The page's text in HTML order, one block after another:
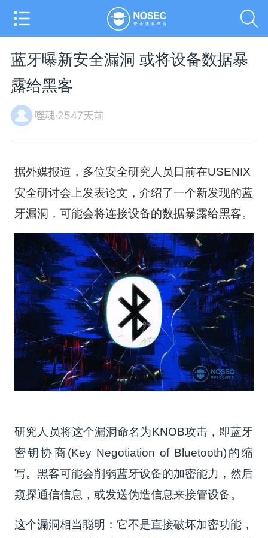
蓝牙曝新安全漏洞 或将设备数据暴
露给黑客
噬魂·2547天前
据外媒报道，多位安全研究人员日前在USENIX
安全研讨会上发表论文，介绍了一个新发现的蓝
牙漏洞，可能会将连接设备的数据暴露给黑客。
研究人员将这个漏洞命名为KNOB攻击，即蓝牙
密钥协商(Key Negotiation of Bluetooth)的缩
写。黑客可能会削弱蓝牙设备的加密能力，然后
窥探通信信息，或发送伪造信息来接管设备。
这个漏洞相当聪明：它不是直接破坏加密功能，